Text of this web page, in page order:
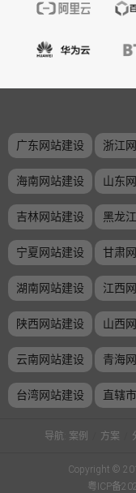
广东网站建设 浙江
海南网站建设 山东
吉林网站建设 黑龙
宁夏网站建设 甘肃
湖南网站建设 江西
陕西网站建设 山西
云南网站建设 青海
台湾网站建设 直辖
导航: 案例 方案
Copyright ©
粤ICP备